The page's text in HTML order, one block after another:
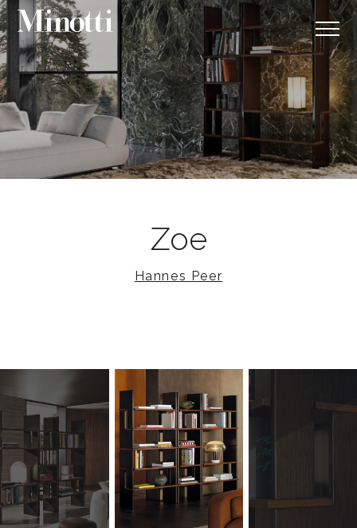
Zoe
Hannes Peer